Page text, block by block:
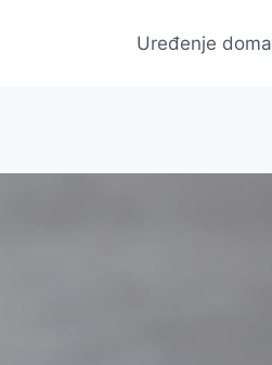
Uređenje doma